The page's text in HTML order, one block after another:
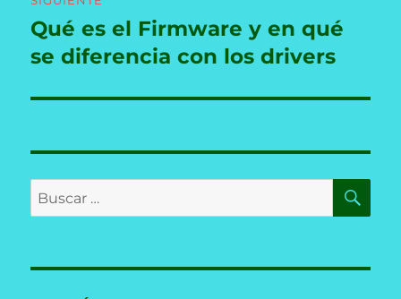
Entrada
siguiente:
Qué es el Firmware y en qué
se diferencia con los drivers
Buscar
por: